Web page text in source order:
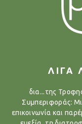
ΛΙΓΑ
δια...της
Συμπεριφοράς:
επικοινωνία και